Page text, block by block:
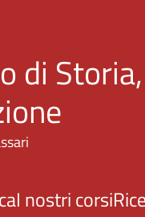
di
I nostri corsi